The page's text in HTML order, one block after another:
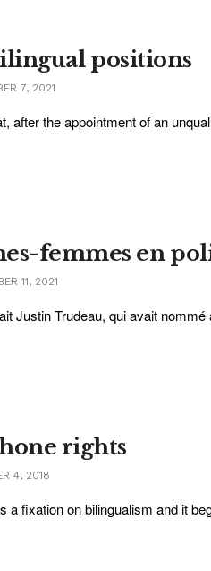
positions
7, 2021
after the appointment of an
femmes en
11, 2021
Justin Trudeau, qui avait
rights
4, 2018
a fixation on bilingualism and it